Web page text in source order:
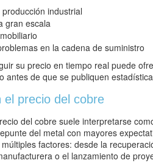
industrial
gran escala
en la cadena de suministro
su precio en tiempo real puede
antes de que se publiquen
el precio del cobre
del cobre suele interpretarse
del metal con mayores
factores: desde la
o el lanzamiento de